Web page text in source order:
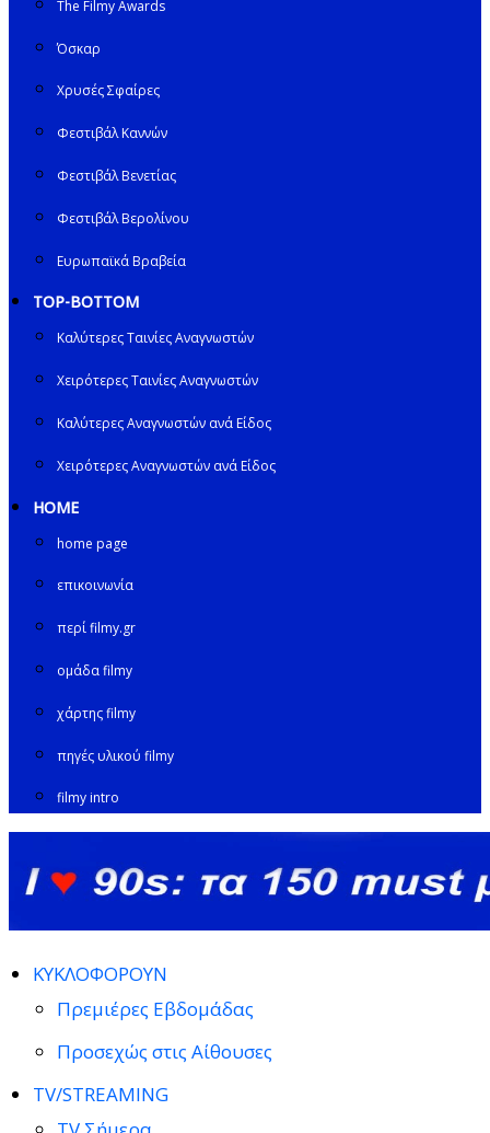
The Filmy Awards
Όσκαρ
Χρυσές Σφαίρες
Φεστιβάλ Καννών
Φεστιβάλ Βενετίας
Φεστιβάλ Βερολίνου
Ευρωπαϊκά Βραβεία
TOP-BOTTOM
Καλύτερες Ταινίες Αναγνωστών
Χειρότερες Ταινίες Αναγνωστών
Καλύτερες Αναγνωστών ανά Είδος
Χειρότερες Αναγνωστών ανά Είδος
HOME
home page
επικοινωνία
περί filmy.gr
ομάδα filmy
χάρτης filmy
πηγές υλικού filmy
filmy intro
ΚΥΚΛΟΦΟΡΟΥΝ
Πρεμιέρες Εβδομάδας
Προσεχώς στις Αίθουσες
TV/STREAMING